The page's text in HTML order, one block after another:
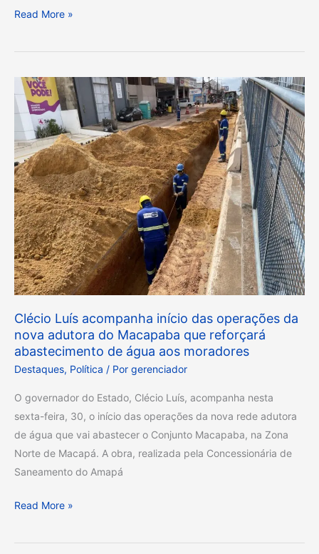
como
do
de
Inspeção
Sanitária
a
nível
municipal
e
estadual.
Read More »
Clécio Luís acompanha início das operações da
nova adutora do Macapaba que reforçará
abastecimento de água aos moradores
Destaques, Política / Por gerenciador
O governador do Estado, Clécio Luís, acompanha nesta
sexta-feira, 30, o início das operações da nova rede adutora
de água que vai abastecer o Conjunto Macapaba, na Zona
Norte de Macapá. A obra, realizada pela Concessionária de
Saneamento do Amapá
Clécio
Luís
acompanha
início
das
operações
da
nova
adutora
do
Macapaba
que
abastecimento
de
água
moradores
Read More »